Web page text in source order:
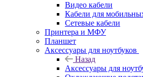
Видео кабели
Кабели для
Сетевые кабели
Принтера и МФУ
Планшет
Аксессуары для ноутбуков
Назад
Аксессуары для